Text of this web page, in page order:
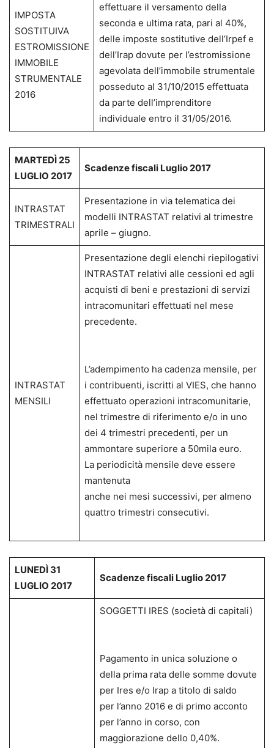
IMPOSTA
SOSTITUIVA
ESTROMISSIONE
IMMOBILE
STRUMENTALE
2016
effettuare il versamento della
seconda e ultima rata, pari al 40%,
delle imposte sostitutive dell’Irpef e
dell’Irap dovute per l’estromissione
agevolata dell’immobile strumentale
posseduto al 31/10/2015 effettuata
da parte dell’imprenditore
individuale entro il 31/05/2016.
MARTEDÌ 25
LUGLIO 2017
Scadenze fiscali Luglio 2017
INTRASTAT
TRIMESTRALI
Presentazione in via telematica dei
modelli INTRASTAT relativi al trimestre
aprile – giugno.
INTRASTAT
MENSILI
Presentazione degli elenchi riepilogativi
INTRASTAT relativi alle cessioni ed agli
acquisti di beni e prestazioni di servizi
intracomunitari effettuati nel mese
precedente.
L’adempimento ha cadenza mensile, per
i contribuenti, iscritti al VIES, che hanno
effettuato operazioni intracomunitarie,
nel trimestre di riferimento e/o in uno
dei 4 trimestri precedenti, per un
ammontare superiore a 50mila euro.
La periodicità mensile deve essere
mantenuta
anche nei mesi successivi, per almeno
quattro trimestri consecutivi.
LUNEDÌ 31
LUGLIO 2017
Scadenze fiscali Luglio 2017
SOGGETTI IRES (società di capitali)
Pagamento in unica soluzione o
della prima rata delle somme dovute
per Ires e/o Irap a titolo di saldo
per l’anno 2016 e di primo acconto
per l’anno in corso, con
maggiorazione dello 0,40%.